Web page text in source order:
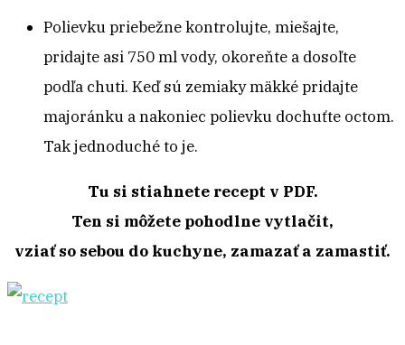
Polievku priebežne kontrolujte, miešajte,
pridajte asi 750 ml vody, okoreňte a dosoľte
podľa chuti. Keď sú zemiaky mäkké pridajte
majoránku a nakoniec polievku dochuťte octom.
Tak jednoduché to je.
Tu si stiahnete recept v PDF.
Ten si môžete pohodlne vytlačit,
vziať so sebou do kuchyne, zamazať a zamastiť.